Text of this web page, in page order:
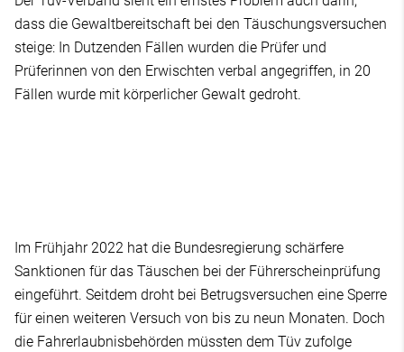
dass die Gewaltbereitschaft bei den Täuschungsversuchen
steige: In Dutzenden Fällen wurden die Prüfer und
Prüferinnen von den Erwischten verbal angegriffen, in 20
Fällen wurde mit körperlicher Gewalt gedroht.
Im Frühjahr 2022 hat die Bundesregierung schärfere
Sanktionen für das Täuschen bei der Führerscheinprüfung
eingeführt. Seitdem droht bei Betrugsversuchen eine Sperre
für einen weiteren Versuch von bis zu neun Monaten. Doch
die Fahrerlaubnisbehörden müssten dem Tüv zufolge